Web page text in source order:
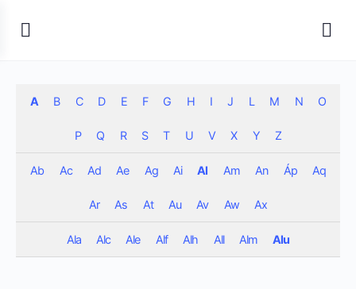
A B C D E F G H I J L M N O
P Q R S T U V X Y Z
Ab Ac Ad Ae Ag Ai Al Am An Áp Aq
Ar As At Au Av Aw Ax
Ala Alc Ale Alf Alh All Alm Alu